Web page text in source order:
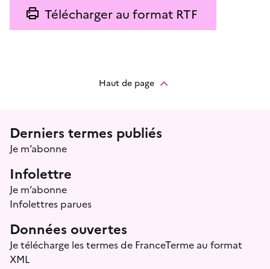
Télécharger au format RTF
Haut de page
Menu prefooter
Derniers termes publiés
Je m’abonne
Infolettre
Je m’abonne
Infolettres parues
Données ouvertes
Je télécharge les termes de FranceTerme au format
XML